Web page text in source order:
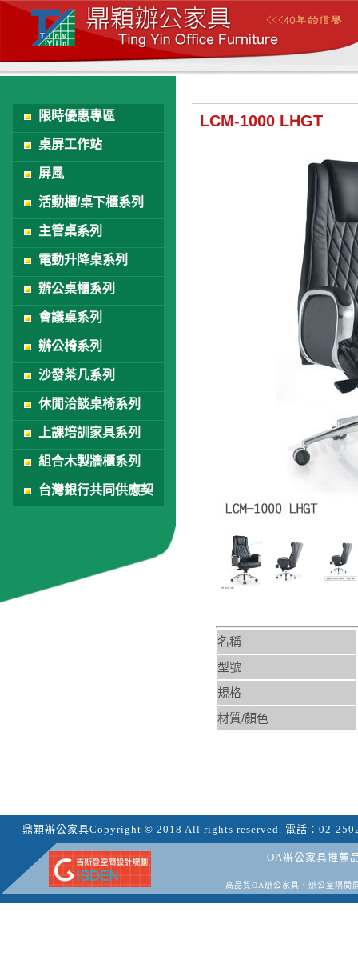
限時優惠專區
桌屏工作站
屏風
活動櫃/桌下櫃系列
主管桌系列
電動升降桌系列
辦公桌櫃系列
會議桌系列
辦公椅系列
沙發茶几系列
休閒洽談桌椅系列
上課培訓家具系列
組合木製牆櫃系列
台灣銀行共同供應契
LCM-1000 LHGT
名稱
型號
規格
材質/顏色
鼎穎辦公家具Copyright © 2018 All rights reserved. 電話： 02-
OA辦公家具推薦
高品質OA辦公家具，辦公室隔間